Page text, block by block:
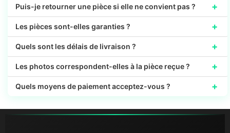
Puis-je retourner une pièce si elle ne convient pas ? +
Les pièces sont-elles garanties ? +
Quels sont les délais de livraison ? +
Les photos correspondent-elles à la pièce reçue ? +
Quels moyens de paiement acceptez-vous ? +